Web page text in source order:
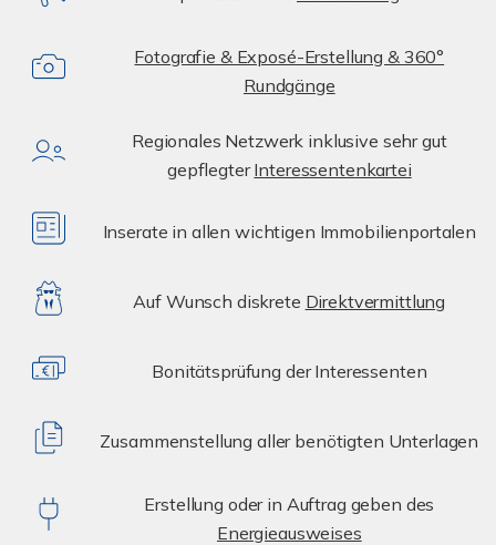
Fotografie & Exposé-Erstellung & 360°
Rundgänge
Regionales Netzwerk inklusive sehr gut
gepflegterInteressentenkartei
Inserate in allen wichtigen Immobilienportalen
Auf Wunsch diskrete Direktvermittlung
Bonitätsprüfung der Interessenten
Zusammenstellung aller benötigten Unterlagen
Erstellung oder in Auftrag geben des
Energieausweises